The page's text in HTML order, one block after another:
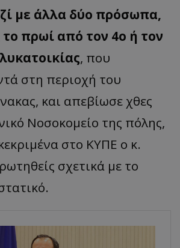
με άλλα δύο πρόσωπα,
πρωί από τον 4ο ή τον
, που
στη περιοχή του
και απεβίωσε χθες
Νοσοκομείο της πόλης,
στο ΚΥΠΕ ο κ.
σχετικά με το